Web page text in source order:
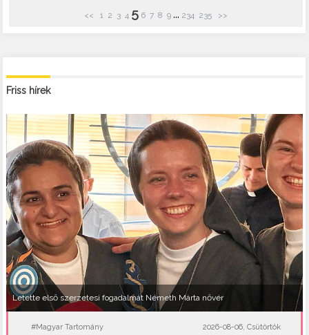
<< 1 2 3 4 5 6 7 8 9 ... 234 235 >>
Friss hírek
Letette első szerzetesi fogadalmát Németh Márta nővér
#Magyar Tartomány 2026-08-06, Csütörtök